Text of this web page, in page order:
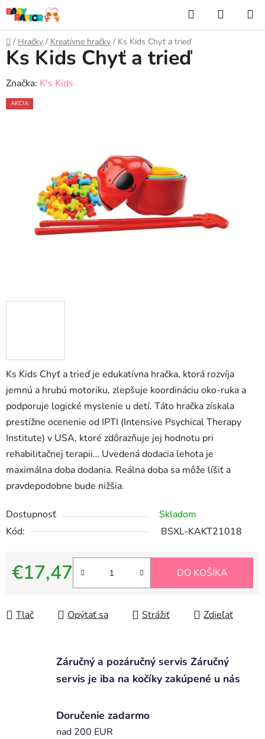
Prejsť
na
obsah
Hľadať
KOŠÍK
Domov
/ Hračky / Kreatívne hračky / Ks Kids Chyť a trieď
Ks Kids Chyť a trieď je edukatívna hračka, ktorá rozvíja
jemnú a hrubú motoriku, zlepšuje koordináciu oko-ruka a
podporuje logické myslenie u detí. Táto hračka získala
prestížne ocenenie od IPTI (Intensive Psychical Therapy
Institute) v USA, ktoré zdôrazňuje jej hodnotu pri
rehabilitačnej terapii… Uvedená dodacia lehota je
maximálna doba dodania. Reálna doba sa môže líšiť a
pravdepodobne bude nižšia.
Dostupnosť
Skladom
Kód:
BSXL-KAKT21018
€17,47
Jednotková cena:
DO KOŠÍKA
Tlač Opýtať sa Strážiť Zdieľať
Ks Kids Chyť a trieď
Značka: K's Kids
AKCIA
Záručný a pozáručný servis Záručný
servis je iba na kočíky zakúpené u nás
Doručenie zadarmo
nad 200 EUR